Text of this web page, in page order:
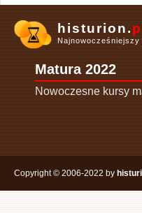
histurion.pl
Matura 2022
Nowoczesne kursy
Copyright © 2006-2022 by